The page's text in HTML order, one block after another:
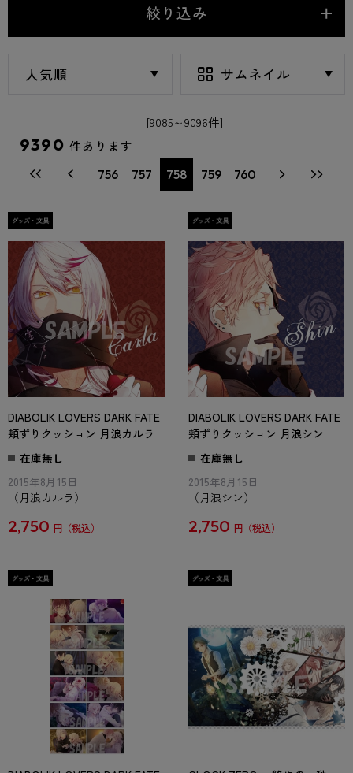
絞り込み
[9085～9096件]
9390 件あります
756 757 758 759 760
DIABOLIK LOVERS DARK FATE
頬ずりクッション 月浪カルラ
在庫無し
2015年8月15日
（月浪カルラ）
2,750 円
DIABOLIK LOVERS DARK FATE
頬ずりクッション 月浪シン
在庫無し
2015年8月15日
（月浪シン）
2,750 円